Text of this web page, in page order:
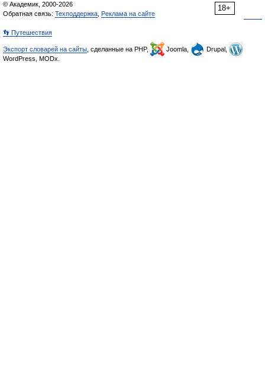
18+
© Академик, 2000-2026
Обратная связь: Техподдержка Реклама на сайте
👣 Путешествия
Экспорт словарей на сайты , сделанные на PHP, Joomla,
Drupal,
WordPress, MODx.